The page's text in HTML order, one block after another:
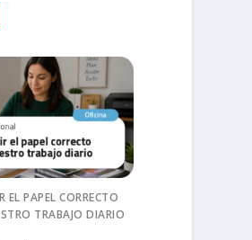
EL PAPEL CORRECTO
TRABAJO DIARIO